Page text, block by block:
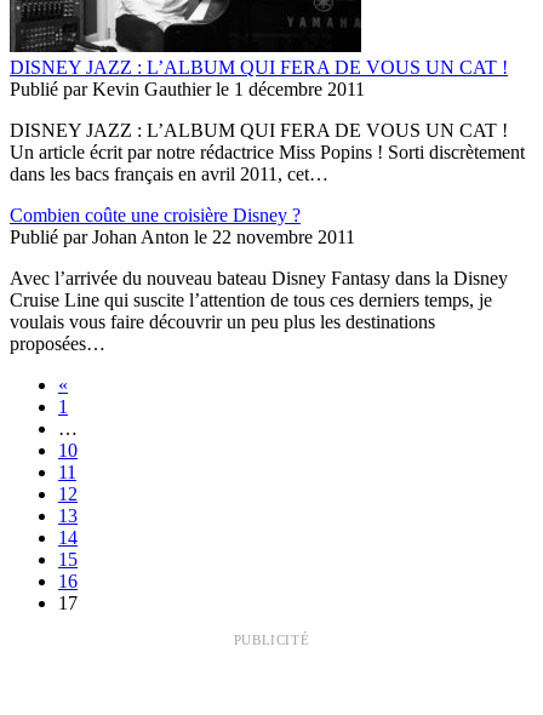
DISNEY JAZZ : L’ALBUM QUI FERA DE VOUS UN CAT !
Publié parKevin Gauthier le 1 décembre 2011
DISNEY JAZZ : L’ALBUM QUI FERA DE VOUS UN CAT !
Un article écrit par notre rédactrice Miss Popins ! Sorti discrètement
dans les bacs français en avril 2011, cet…
Combien coûte une croisière Disney ?
Publié parJohan Anton le 22 novembre 2011
Avec l’arrivée du nouveau bateau Disney Fantasy dans la Disney
Cruise Line qui suscite l’attention de tous ces derniers temps, je
voulais vous faire découvrir un peu plus les destinations
proposées…
«
1
…
10
11
12
13
14
15
16
17
PUBLICITÉ